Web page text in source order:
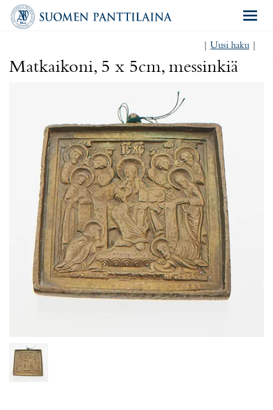
Uusi haku
Matkaikoni, 5 x 5cm, messinkiä